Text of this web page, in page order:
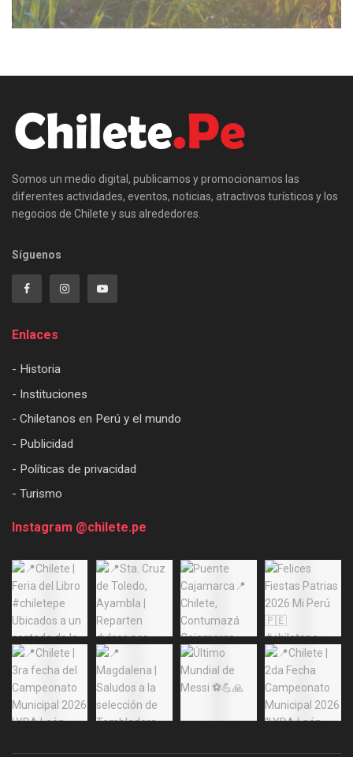
Somos un medio digital, publicamos y promocionamos las
diferentes actividades, eventos, noticias, atractivos turísticos y los
negocios de Chilete y sus alrededores.
Síguenos
Enlaces
- Historia
- Instituciones
- Chiletanos en Perú y el mundo
- Publicidad
- Políticas de privacidad
- Turismo
Instagram @chilete.pe